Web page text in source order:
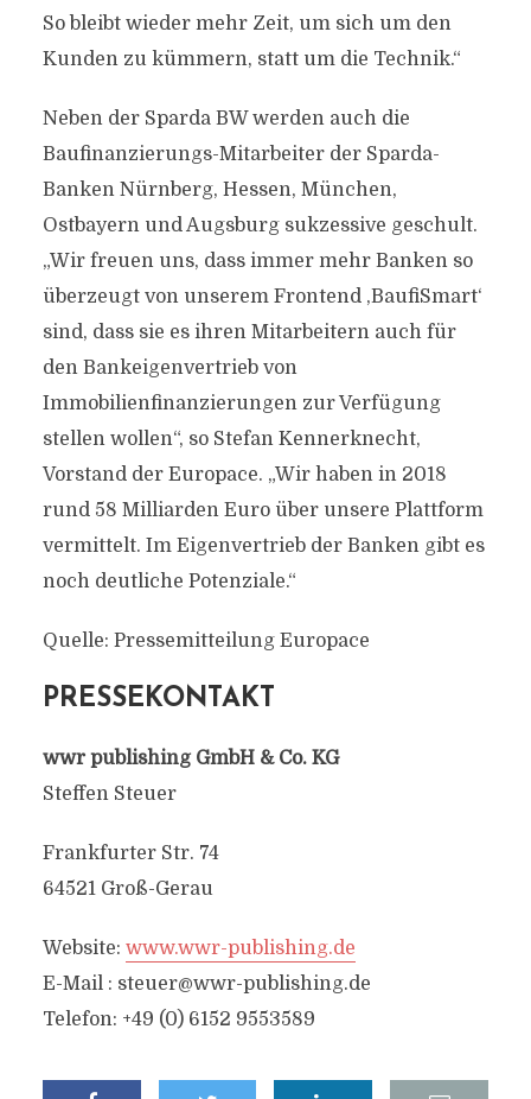
So bleibt wieder mehr Zeit, um sich um den
Kunden zu kümmern, statt um die Technik.“
Neben der Sparda BW werden auch die
Baufinanzierungs-Mitarbeiter der Sparda-
Banken Nürnberg, Hessen, München,
Ostbayern und Augsburg sukzessive geschult.
„Wir freuen uns, dass immer mehr Banken so
überzeugt von unserem Frontend ,BaufiSmart‘
sind, dass sie es ihren Mitarbeitern auch für
den Bankeigenvertrieb von
Immobilienfinanzierungen zur Verfügung
stellen wollen“, so Stefan Kennerknecht,
Vorstand der Europace. „Wir haben in 2018
rund 58 Milliarden Euro über unsere Plattform
vermittelt. Im Eigenvertrieb der Banken gibt es
noch deutliche Potenziale.“
Quelle: Pressemitteilung Europace
PRESSEKONTAKT
wwr publishing GmbH & Co. KG
Steffen Steuer
Frankfurter Str. 74
64521 Groß-Gerau
Website: www.wwr-publishing.de
E-Mail : steuer@wwr-publishing.de
Telefon: +49 (0) 6152 9553589